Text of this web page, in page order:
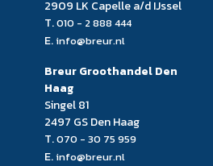
2909 LK Capelle a/d IJssel
T.010 - 2 888 444
E. info@breur.nl
Breur Groothandel Den
Haag
Singel 81
2497 GS Den Haag
T.070 - 30 75 959
E. info@breur.nl